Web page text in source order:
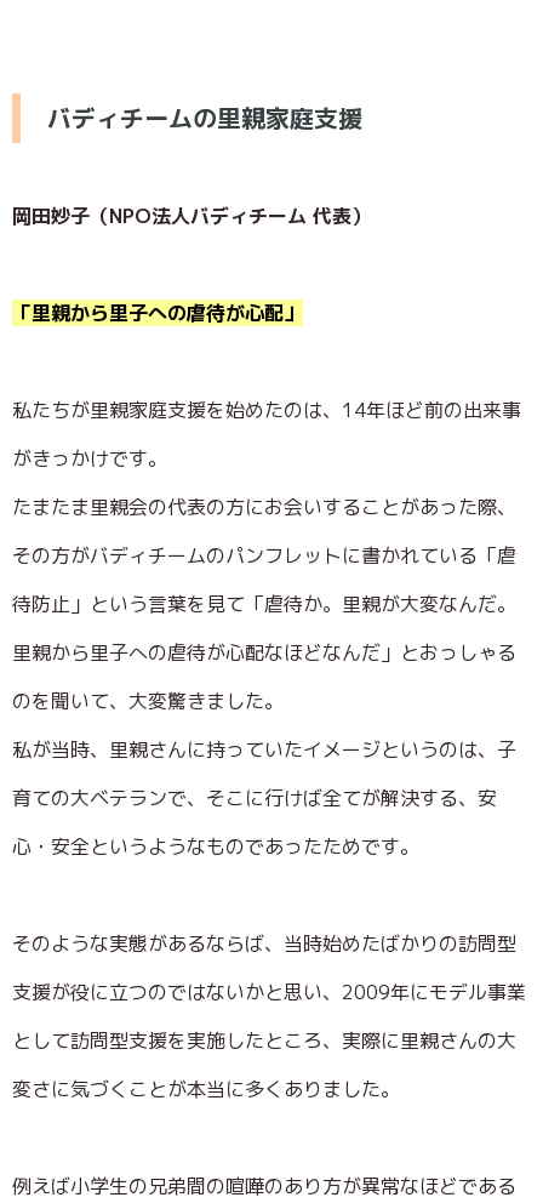
バディチームの里親家庭支援
岡田妙子（NPO法人バディチーム 代表）
「里親から里子への虐待が心配」
私たちが里親家庭支援を始めたのは、14年ほど前の出来事
がきっかけです。
たまたま里親会の代表の方にお会いすることがあった際、
その方がバディチームのパンフレットに書かれている「虐
待防止」という言葉を見て「虐待か。里親が大変なんだ。
里親から里子への虐待が心配なほどなんだ」とおっしゃる
のを聞いて、大変驚きました。
私が当時、里親さんに持っていたイメージというのは、子
育ての大ベテランで、そこに行けば全てが解決する、安
心・安全というようなものであったためです。
そのような実態があるならば、当時始めたばかりの訪問型
支援が役に立つのではないかと思い、2009年にモデル事業
として訪問型支援を実施したところ、実際に里親さんの大
変さに気づくことが本当に多くありました。
例えば小学生の兄弟間の喧嘩のあり方が異常なほどである